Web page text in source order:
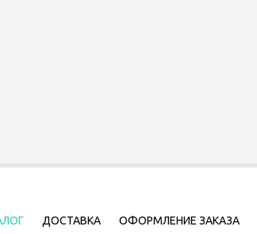
ДОСТАВКА ОФОРМЛЕНИЕ ЗАКАЗА